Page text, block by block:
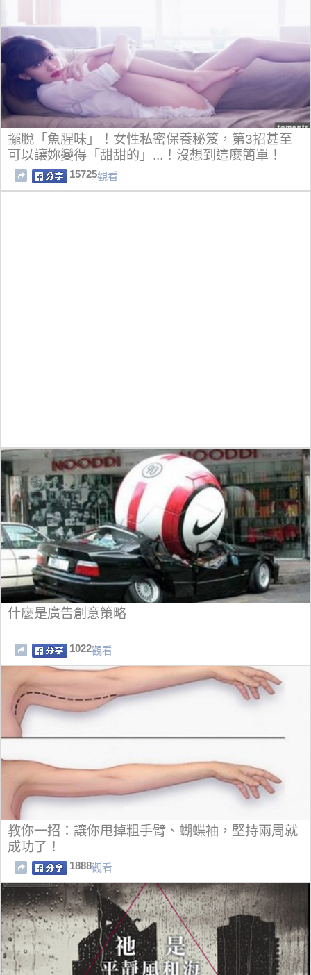
擺脫「魚腥味」！女性私密保養秘笈，第3招甚至
可以讓妳變得「甜甜的」...！沒想到這麼簡單！
15725觀看
什麼是廣告創意策略
1022觀看
教你一招：讓你甩掉粗手臂、蝴蝶袖，堅持兩周就
成功了！
1888觀看